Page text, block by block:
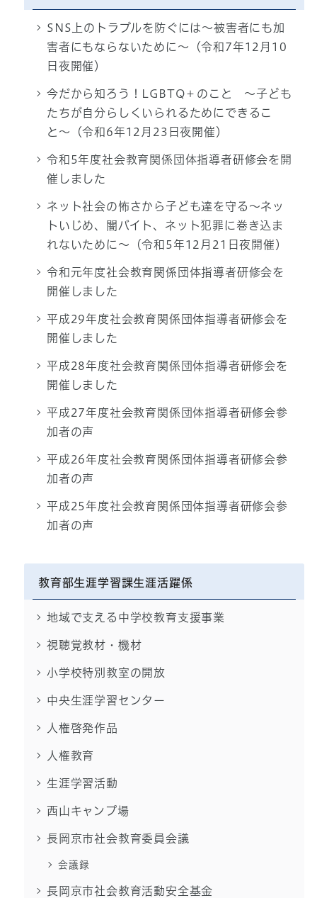
SNS上のトラブルを防ぐには〜被害者にも加
害者にもならないために〜（令和7年12月10
日夜開催）
今だから知ろう！LGBTQ＋のこと 〜子ども
たちが自分らしくいられるためにできるこ
と〜（令和6年12月23日夜開催）
令和5年度社会教育関係団体指導者研修会を開
催しました
ネット社会の怖さから子ども達を守る〜ネッ
トいじめ、闇バイト、ネット犯罪に巻き込ま
れないために〜（令和5年12月21日夜開催）
令和元年度社会教育関係団体指導者研修会を
開催しました
平成29年度社会教育関係団体指導者研修会を
開催しました
平成28年度社会教育関係団体指導者研修会を
開催しました
平成27年度社会教育関係団体指導者研修会参
加者の声
平成26年度社会教育関係団体指導者研修会参
加者の声
平成25年度社会教育関係団体指導者研修会参
加者の声
教育部生涯学習課生涯活躍係
地域で支える中学校教育支援事業
視聴覚教材・機材
小学校特別教室の開放
中央生涯学習センター
人権啓発作品
人権教育
生涯学習活動
西山キャンプ場
長岡京市社会教育委員会議
会議録
長岡京市社会教育活動安全基金